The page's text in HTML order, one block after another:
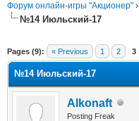
Форум онлайн-игры "Акционер" ›
№14 Июльский-17
Pages (9): « Previous 1 2 3
№14 Июльский-17
Alkonaft
Posting Freak